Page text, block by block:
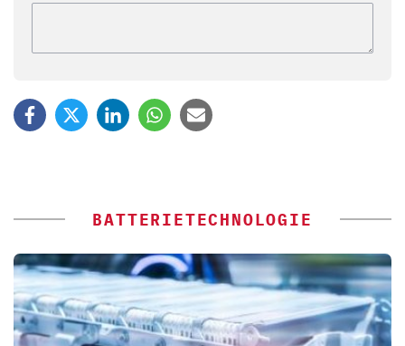
BATTERIETECHNOLOGIE